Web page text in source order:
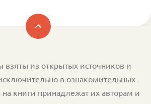
взяты из открытых источников и
в ознакомительных
на книги принадлежат их авторам и